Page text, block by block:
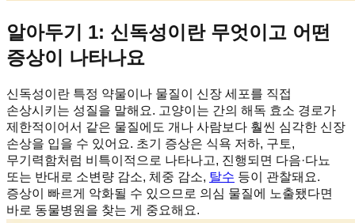
알아두기 1: 신독성이란 무엇이고 어떤
증상이 나타나요
신독성이란 특정 약물이나 물질이 신장 세포를 직접
손상시키는 성질을 말해요. 고양이는 간의 해독 효소 경로가
제한적이어서 같은 물질에도 개나 사람보다 훨씬 심각한 신장
손상을 입을 수 있어요. 초기 증상은 식욕 저하, 구토,
무기력함처럼 비특이적으로 나타나고, 진행되면 다음·다뇨
또는 반대로 소변량 감소, 체중 감소, 탈수 등이 관찰돼요.
증상이 빠르게 악화될 수 있으므로 의심 물질에 노출됐다면
바로 동물병원을 찾는 게 중요해요.